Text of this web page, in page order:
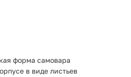
форма самовара
в виде листьев